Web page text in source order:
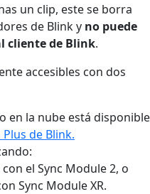
un clip, este se borra
de Blink y no puede
cliente de Blink.
accesibles con dos
en la nube está disponible
de Blink.
el Sync Module 2, o
Sync Module XR.